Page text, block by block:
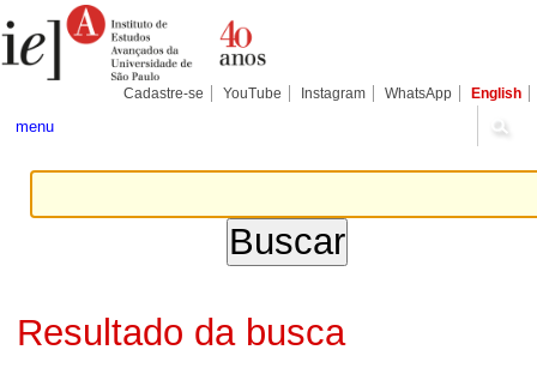
para
conteúdo.
Pessoais
Cadastre-se YouTube Instagram WhatsApp English
menu
Resultado da busca